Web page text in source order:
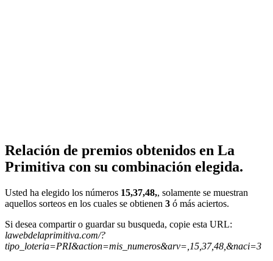
Relación de premios obtenidos en La
Primitiva con su combinación elegida.
Usted ha elegido los números 15,37,48,, solamente se muestran
aquellos sorteos en los cuales se obtienen 3 ó más aciertos.
Si desea compartir o guardar su busqueda, copie esta URL:
lawebdelaprimitiva.com/?
tipo_loteria=PRI&action=mis_numeros&arv=,15,37,48,&naci=3